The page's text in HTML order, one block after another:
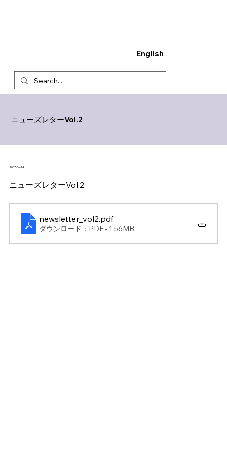
English
ニューズレターVol.2
ニューズレターVol.2
newsletter_vol2.pdf
ダウンロード：PDF • 1.56MB
2007-06-14